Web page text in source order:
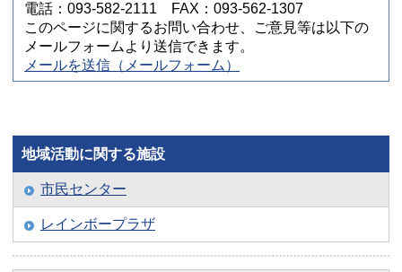
電話：093-582-2111 FAX：093-562-1307
このページに関するお問い合わせ、ご意見等は以下の
メールフォームより送信できます。
メールを送信（メールフォーム）
地域活動に関する施設
市民センター
レインボープラザ